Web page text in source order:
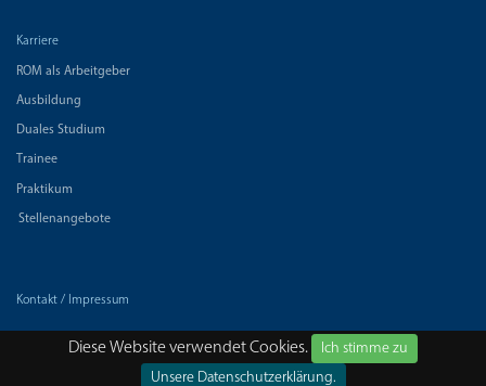
Karriere
ROM als Arbeitgeber
Ausbildung
Duales Studium
Trainee
Praktikum
Stellenangebote
Kontakt / Impressum
DatenschutzDiese Website verwendet Cookies.
Ich stimme zu
Unsere Datenschutzerklärung.